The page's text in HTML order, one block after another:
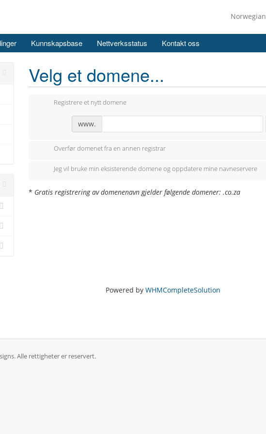
Norwegian
Kunnskapsbase Nettverksstatus Kontakt oss
Velg et domene...
Registrere et nytt domene
www.
Overfør domenet fra en annen registrar
Jeg vil bruke min eksisterende domene og oppdatere mine navneservere
* Gratis registrering av domenenavn gjelder følgende domener: .co.za
Powered by WHMCompleteSolution
Alle rettigheter er reservert.